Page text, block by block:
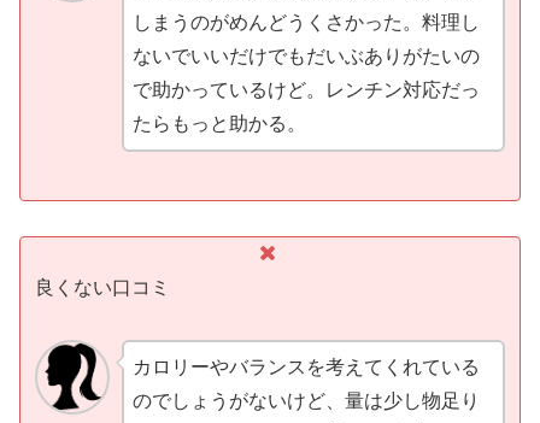
しまうのがめんどうくさかった。料理し
ないでいいだけでもだいぶありがたいの
で助かっているけど。レンチン対応だっ
たらもっと助かる。
良くない口コミ
カロリーやバランスを考えてくれている
のでしょうがないけど、量は少し物足り